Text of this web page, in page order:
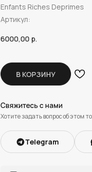
Enfants Riches Deprimes
Артикул:
6000,00 р.
В КОРЗИНУ
Свяжитесь с нами
Хотите задать вопрос об этом
Telegram